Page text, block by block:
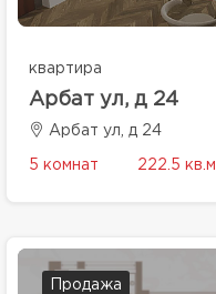
квартира
Арбат ул, д 24
Арбат ул, д 24
5 комнат 222.5 кв.м.
Продажа